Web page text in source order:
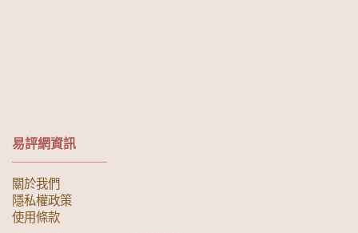
易評網資訊
關於我們
隱私權政策
使用條款